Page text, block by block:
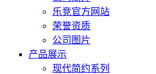
乐竞官方网站
荣誉资质
公司图片
产品展示
现代简约系列